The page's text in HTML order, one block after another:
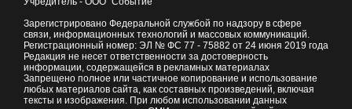
Зарегистрировано Федеральной службой по надзору в сфере
связи, информационных технологий и массовых коммуникаций.
Регистрационный номер: ЭЛ № ФС 77 - 75882 от 24 июня 2019 года
Редакция не несет ответственности за достоверность
информации, содержащейся в рекламных материалах
Запрещено полное или частичное копирование и использование
любых материалов сайта, как составных произведений, включая
тексты и изображения. При любом использовании данных